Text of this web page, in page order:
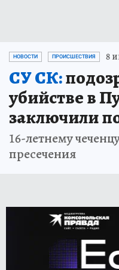
НОВОСТИ ПРОИСШЕСТВИЯ 8
СУ СК:
убийстве в
заключили
16-летнему
пресечения